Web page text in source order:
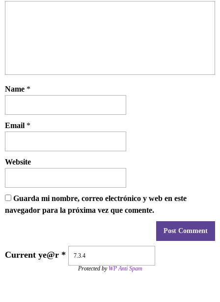
Name *
Email *
Website
Guarda mi nombre, correo electrónico y web en este
navegador para la próxima vez que comente.
Current ye@r *
Protected by WP Anti Spam